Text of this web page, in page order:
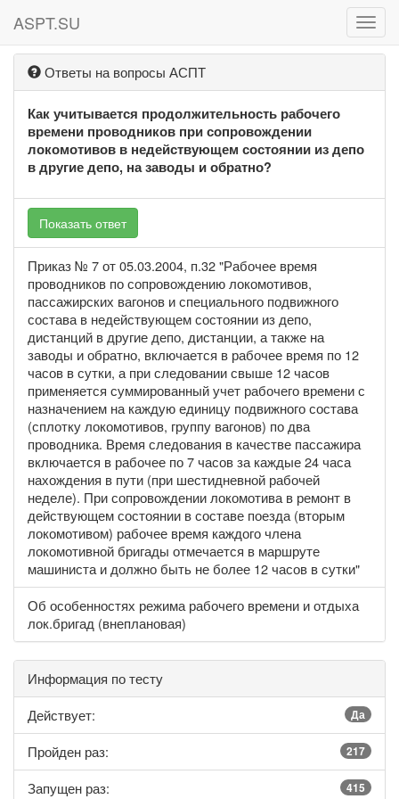
ASPT.SU
Ответы на вопросы АСПТ
Как учитывается продолжительность рабочего
времени проводников при сопровождении
локомотивов в недействующем состоянии из депо
в другие депо, на заводы и обратно?
Показать ответ
Приказ № 7 от 05.03.2004, п.32 "Рабочее время
проводников по сопровождению локомотивов,
пассажирских вагонов и специального подвижного
состава в недействующем состоянии из депо,
дистанций в другие депо, дистанции, а также на
заводы и обратно, включается в рабочее время по 12
часов в сутки, а при следовании свыше 12 часов
применяется суммированный учет рабочего времени с
назначением на каждую единицу подвижного состава
(сплотку локомотивов, группу вагонов) по два
проводника. Время следования в качестве пассажира
включается в рабочее по 7 часов за каждые 24 часа
нахождения в пути (при шестидневной рабочей
неделе). При сопровождении локомотива в ремонт в
действующем состоянии в составе поезда (вторым
локомотивом) рабочее время каждого члена
локомотивной бригады отмечается в маршруте
машиниста и должно быть не более 12 часов в сутки"
Об особенностях режима рабочего времени и отдыха
лок.бригад (внеплановая)
Информация по тесту
Действует:
Да
Пройден раз: 217
Запущен раз: 415